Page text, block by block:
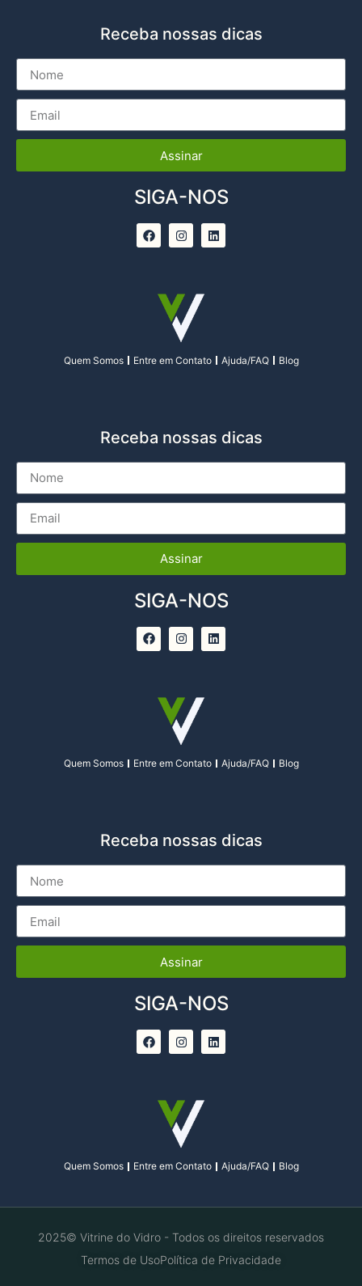
Receba nossas dicas
Assinar
SIGA-NOS
Quem Somos Entre em Contato Ajuda/FAQ Blog
Receba nossas dicas
Assinar
SIGA-NOS
Quem Somos Entre em Contato Ajuda/FAQ Blog
Receba nossas dicas
Assinar
SIGA-NOS
Quem Somos Entre em Contato Ajuda/FAQ Blog
2025© Vitrine do Vidro - Todos os direitos reservados
Termos de UsoPolítica de Privacidade